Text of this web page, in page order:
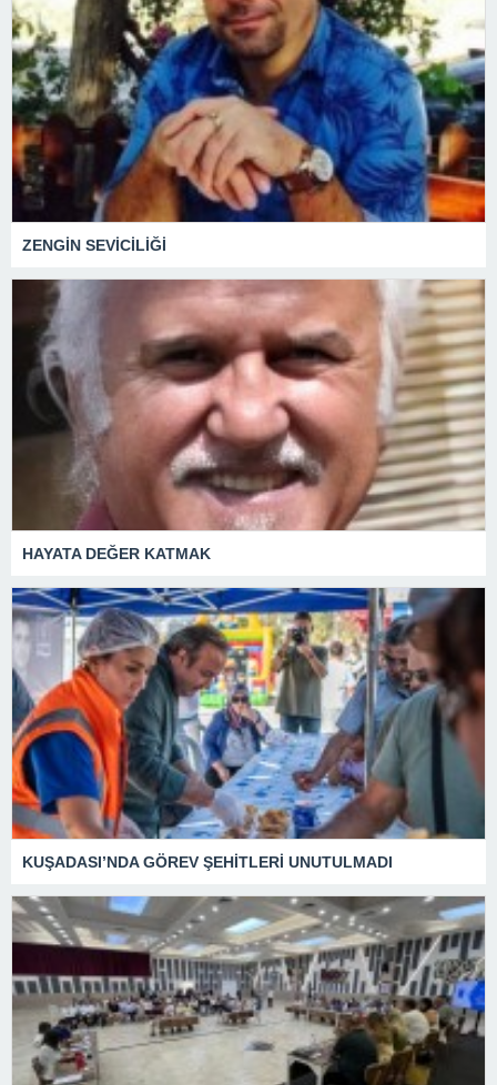
ZENGİN SEVİCİLİĞİ
HAYATA DEĞER KATMAK
KUŞADASI’NDA GÖREV ŞEHİTLERİ UNUTULMADI